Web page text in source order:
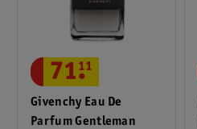
Givenchy Eau De
Parfum Gentleman
71.
11